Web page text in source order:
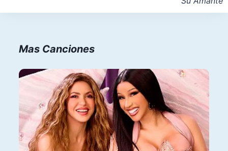
Mas Canciones